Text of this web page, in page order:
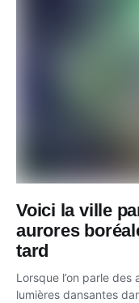
Voici la ville
aurores
tard
Lorsque l’on parle des
lumières dansantes